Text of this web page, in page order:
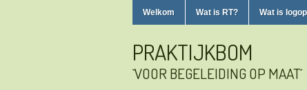
Welkom Wat is RT? Wat is
PRAKTIJKBOM
`VOOR BEGELEIDING OP MAAT´